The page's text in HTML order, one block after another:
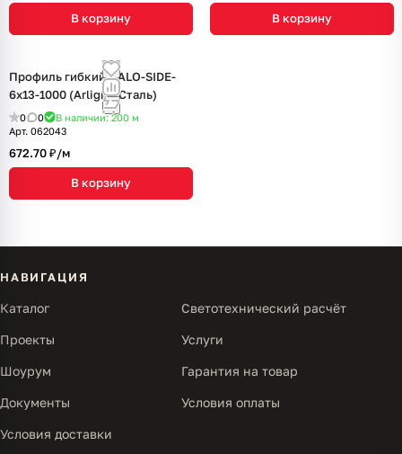
В корзину В корзину
Профиль гибкий HALO-SIDE-
6x13-1000 (Arlight, Сталь)
0 0 В наличии: 200 м
Арт. 062043
672.70 ₽/м
В корзину
НАВИГАЦИЯ
Каталог Светотехнический расчёт
Проекты Услуги
Шоурум Гарантия на товар
Документы Условия оплаты
Условия доставки